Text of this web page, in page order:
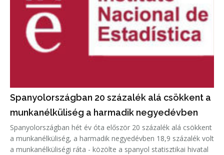
Spanyolországban 20 százalék alá csökkent a
munkanélküliség a harmadik negyedévben
Spanyolországban hét év óta először 20 százalék alá csökkent
a munkanélküliség, a harmadik negyedévben 18,9 százalék volt
a munkanélküliségi ráta - közölte a spanyol statisztikai hivatal